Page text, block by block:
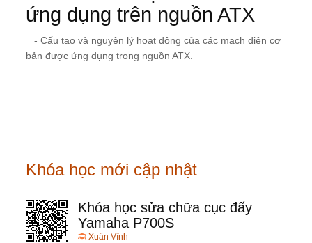
ứng dụng trên nguồn ATX
- Cấu tạo và nguyên lý hoạt động của các mạch điện cơ
bản được ứng dụng trong nguồn ATX.
Khóa học mới cập nhật
Khóa học sửa chữa cục đẩy
Yamaha P700S
Xuân Vĩnh